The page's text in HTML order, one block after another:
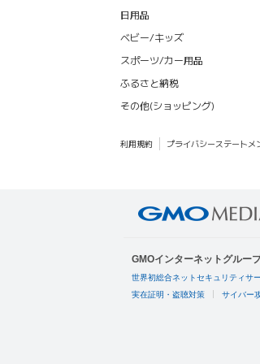
日用品
ベビー/キッズ
スポーツ/カー用品
ふるさと納税
その他(ショッピング)
利用規約 プライバシーステートメ
GMOインターネットグルー
世界初総合ネットセキュリティサ
実在証明・盗聴対策 サイバー